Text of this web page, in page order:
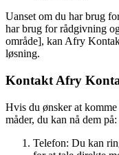
Uanset om du har brug
har brug for rådgivning
område], kan Afry
løsning.
Kontakt Afry
Hvis du ønsker at
måder, du kan nå dem på:
Telefon: Du kan